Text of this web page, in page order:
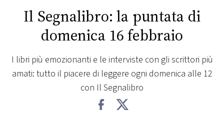
RADIO
PLAYLIST
Il Segnalibro: la puntata di
domenica 16 febbraio
I libri più emozionanti e le interviste con gli scrittori più
amati: tutto il piacere di leggere ogni domenica alle 12
con Il Segnalibro